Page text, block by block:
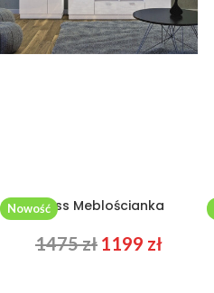
Kloss Meblościanka
1475zł 1199 zł
Nowość